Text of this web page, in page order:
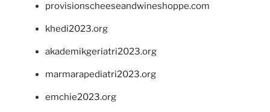
provisionscheeseandwineshoppe.com
khedi2023.org
akademikgeriatri2023.org
marmarapediatri2023.org
emchie2023.org